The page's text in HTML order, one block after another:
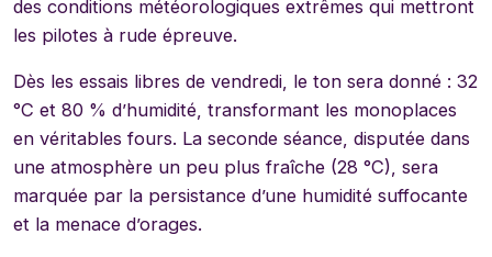
des conditions météorologiques extrêmes qui mettront
les pilotes à rude épreuve.
Dès les essais libres de vendredi, le ton sera donné : 32
°C et 80 % d’humidité, transformant les monoplaces
en véritables fours. La seconde séance, disputée dans
une atmosphère un peu plus fraîche (28 °C), sera
marquée par la persistance d’une humidité suffocante
et la menace d’orages.